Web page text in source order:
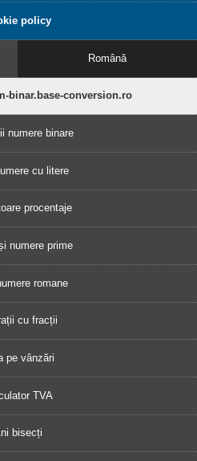
policy
Română
binar.base-conversion.ro
numere binare
cu litere
procentaje
numere prime
romane
cu fracții
pe vânzări
TVA
bisecți